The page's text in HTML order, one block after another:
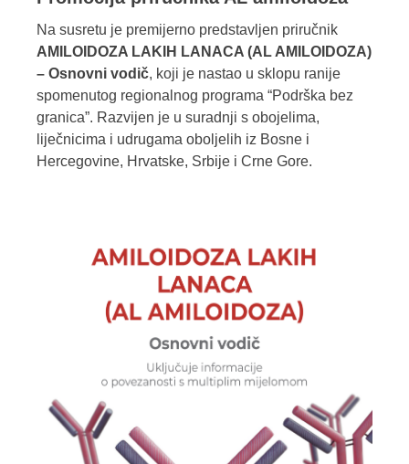
Na susretu je premijerno predstavljen priručnik
AMILOIDOZA LAKIH LANACA (AL AMILOIDOZA)
– Osnovni vodič, koji je nastao u sklopu ranije
spomenutog regionalnog programa “Podrška bez
granica”. Razvijen je u suradnji s obojelima,
liječnicima i udrugama oboljelih iz Bosne i
Hercegovine, Hrvatske, Srbije i Crne Gore.